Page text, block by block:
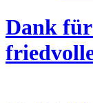
Dank für